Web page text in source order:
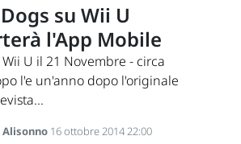
su Wii U
l'App Mobile
U il 21 Novembre - circa
l'e un'anno dopo l'originale
16 ottobre 2014 22:00